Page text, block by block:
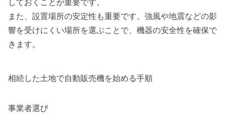
また、設置場所の安定性も重要です。強風や地震などの影
響を受けにくい場所を選ぶことで、機器の安全性を確保で
きます。
相続した土地で自動販売機を始める手順
事業者選び